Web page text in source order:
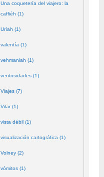
Una coquetería del viajero: la
caffiéh (1)
Uríah (1)
valentía (1)
vehmaniah (1)
ventosidades (1)
Viajes (7)
Vilar (1)
vista débil (1)
visualización cartográfica (1)
Volney (2)
vómitos (1)